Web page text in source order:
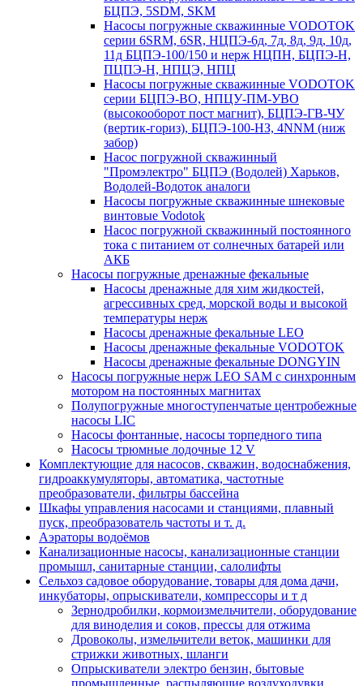
БЦПЭ, 5SDM, SKM
Насосы погружные скважинные VODOTOK
серии 6SRM, 6SR, НЦПЭ-6д, 7д, 8д, 9д, 10д,
11д БЦПЭ-100/150 и нерж НЦПН, БЦПЭ-Н,
ПЦПЭ-Н, НПЦЭ, НПЦ
Насосы погружные скважинные VODOTOK
серии БЦПЭ-ВО, НПЦУ-ПМ-УВО
(высокооборот пост магнит), БЦПЭ-ГВ-ЧУ
(вертик-гориз), БЦПЭ-100-НЗ, 4NNM (ниж
забор)
Насос погружной скважинный
"Промэлектро" БЦПЭ (Водолей) Харьков,
Водолей-Водоток аналоги
Насосы погружные скважинные шнековые
винтовые Vodotok
Насос погружной скважинный постоянного
тока с питанием от солнечных батарей или
АКБ
Насосы погружные дренажные фекальные
Насосы дренажные для хим жидкостей,
агрессивных сред, морской воды и высокой
температуры нерж
Насосы дренажные фекальные LEO
Насосы дренажные фекальные VODOTOK
Насосы дренажные фекальные DONGYIN
Насосы погружные нерж LEO SAM с синхронным
мотором на постоянных магнитах
Полупогружные многоступенчатые центробежные
насосы LIC
Насосы фонтанные, насосы торпедного типа
Насосы трюмные лодочные 12 V
Комплектующие для насосов, скважин, водоснабжения,
гидроаккумуляторы, автоматика, частотные
преобразователи, фильтры бассейна
Шкафы управления насосами и станциями, плавный
пуск, преобразователь частоты и т. д.
Аэраторы водоёмов
Канализационные насосы, канализационные станции
промышл, санитарные станции, салолифты
Сельхоз садовое оборудование, товары для дома дачи,
инкубаторы, опрыскиватели, компрессоры и т д
Зернодробилки, кормоизмельчители, оборудование
для виноделия и соков, прессы для отжима
Дровоколы, измельчители веток, машинки для
стрижки животных, шланги
Опрыскиватели электро бензин, бытовые
промышленные, распыляющие воздуходувки,